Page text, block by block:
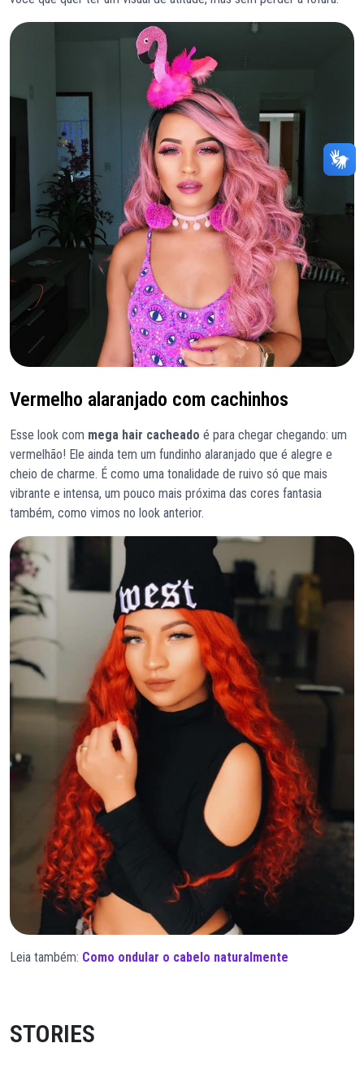
Vermelho alaranjado com cachinhos
Esse look com mega hair cacheado é para chegar chegando: um
vermelhão! Ele ainda tem um fundinho alaranjado que é alegre e
cheio de charme. É como uma tonalidade de ruivo só que mais
vibrante e intensa, um pouco mais próxima das cores fantasia
também, como vimos no look anterior.
Leia também: Como ondular o cabelo naturalmente
STORIES